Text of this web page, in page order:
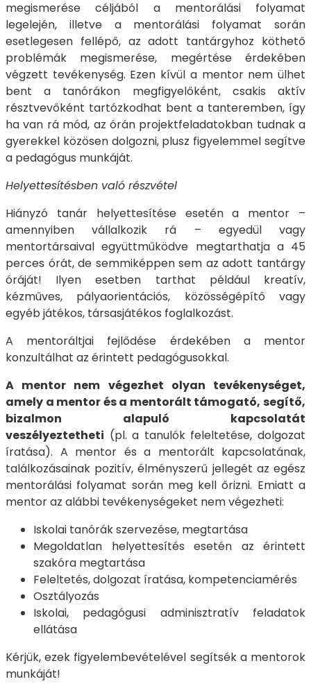
megismerése céljából a mentorálási folyamat
legelején, illetve a mentorálási folyamat során
esetlegesen fellépő, az adott tantárgyhoz köthető
problémák megismerése, megértése érdekében
végzett tevékenység. Ezen kívül a mentor nem ülhet
bent a tanórákon megfigyelőként, csakis aktív
résztvevőként tartózkodhat bent a tanteremben, így
ha van rá mód, az órán projektfeladatokban tudnak a
gyerekkel közösen dolgozni, plusz figyelemmel segítve
a pedagógus munkáját.
Helyettesítésben való részvétel
Hiányzó tanár helyettesítése esetén a mentor –
amennyiben vállalkozik rá – egyedül vagy
mentortársaival együttműködve megtarthatja a 45
perces órát, de semmiképpen sem az adott tantárgy
óráját! Ilyen esetben tarthat például kreatív,
kézműves, pályaorientációs, közösségépítő vagy
egyéb játékos, társasjátékos foglalkozást.
A mentoráltjai fejlődése érdekében a mentor
konzultálhat az érintett pedagógusokkal.
A mentor nem végezhet olyan tevékenységet,
amely a mentor és a mentorált támogató, segítő,
bizalmon alapuló kapcsolatát
veszélyeztetheti (pl. a tanulók feleltetése, dolgozat
íratása). A mentor és a mentorált kapcsolatának,
találkozásainak pozitív, élményszerű jellegét az egész
mentorálási folyamat során meg kell őrizni. Emiatt a
mentor az alábbi tevékenységeket nem végezheti:
Iskolai tanórák szervezése, megtartása
Megoldatlan helyettesítés esetén az érintett
szakóra megtartása
Feleltetés, dolgozat íratása, kompetenciamérés
Osztályozás
Iskolai, pedagógusi adminisztratív feladatok
ellátása
Kérjük, ezek figyelembevételével segítsék a mentorok
munkáját!